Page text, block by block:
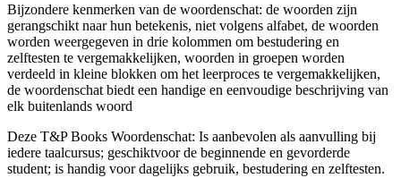
Bijzondere kenmerken van de woordenschat: de woorden zijn
gerangschikt naar hun betekenis, niet volgens alfabet, de woorden
worden weergegeven in drie kolommen om bestudering en
zelftesten te vergemakkelijken, woorden in groepen worden
verdeeld in kleine blokken om het leerproces te vergemakkelijken,
de woordenschat biedt een handige en eenvoudige beschrijving van
elk buitenlands woord
Deze T&P Books Woordenschat: Is aanbevolen als aanvulling bij
iedere taalcursus; geschiktvoor de beginnende en gevorderde
student; is handig voor dagelijks gebruik, bestudering en zelftesten.